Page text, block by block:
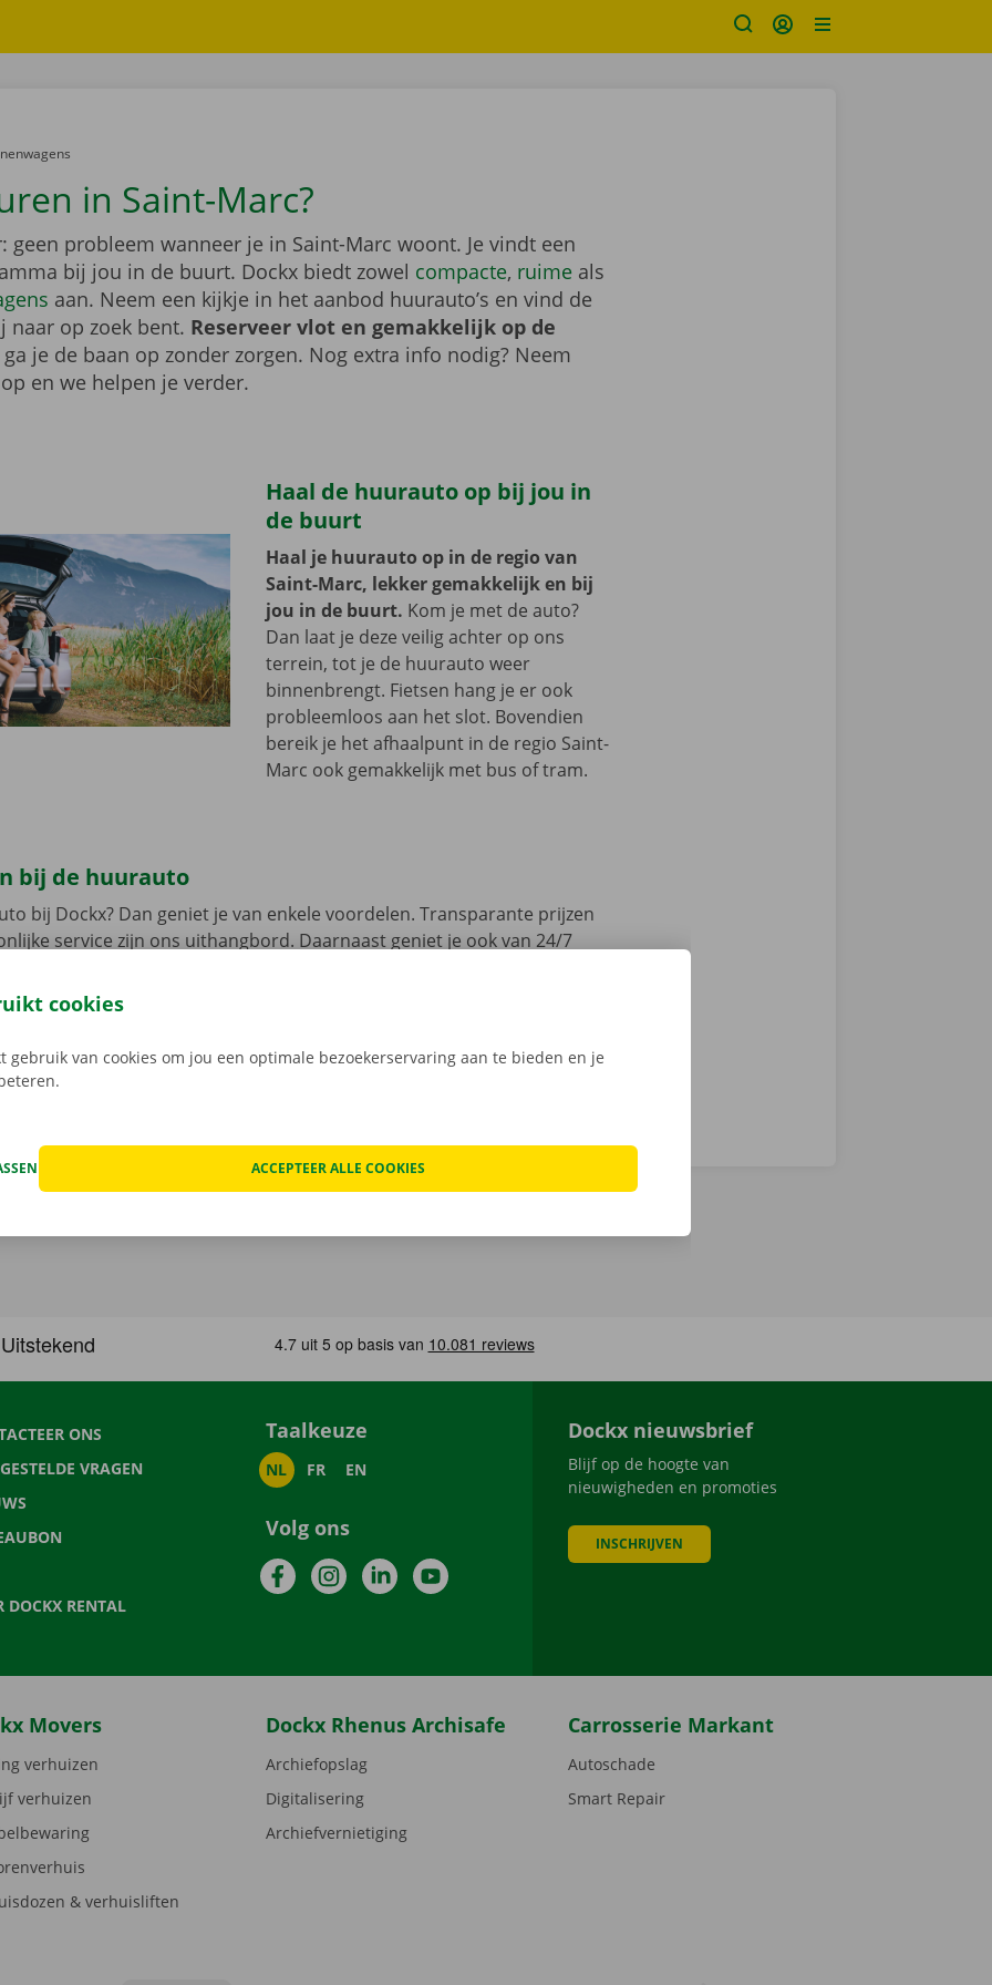
in Saint-Marc?
geen probleem wanneer je in Saint-Marc woont. Je vindt een
bij jou in de buurt. Dockx biedt zowel compacte, ruimeals
aan. Neem een kijkje in het aanbod huurauto’s en vind de
naar op zoek bent. Reserveer vlot en gemakkelijk op de
ga je de baan op zonder zorgen. Nog extra info nodig? Neem
en we helpen je verder.
Haal de huurauto op bij jou in
de buurt
Haal je huurauto op in de regio van
Saint-Marc, lekker gemakkelijk en bij
jou in de buurt. Kom je met de auto?
Dan laat je deze veilig achter op ons
terrein, tot je de huurauto weer
binnenbrengt. Fietsen hang je er ook
probleemloos aan het slot. Bovendien
bereik je het afhaalpunt in de regio Saint-
Marc ook gemakkelijk met bus of tram.
bij de huurauto
bij Dockx? Dan geniet je van enkele voordelen. Transparante prijzen
service zijn ons uithangbord. Daarnaast geniet je ook van 24/7
rij je zonder zorgen rond in je huurauto
ONS
VRAGEN
DOCKX RENTAL
Taalkeuze
NL FR EN
Volg ons
FacebookInstagramLinkedInYouTube
Dockx nieuwsbrief
Blijf op de hoogte van
nieuwigheden en promoties
INSCHRIJVEN
Movers
verhuizen
verhuizen
& verhuisliften
Dockx Rhenus Archisafe
Archiefopslag
Digitalisering
Archiefvernietiging
Carrosserie Markant
Autoschade
Smart Repair
cookies
gebruik van cookies om jou een optimale bezoekerservaring aan te bieden en je
ACCEPTEER ALLE COOKIES